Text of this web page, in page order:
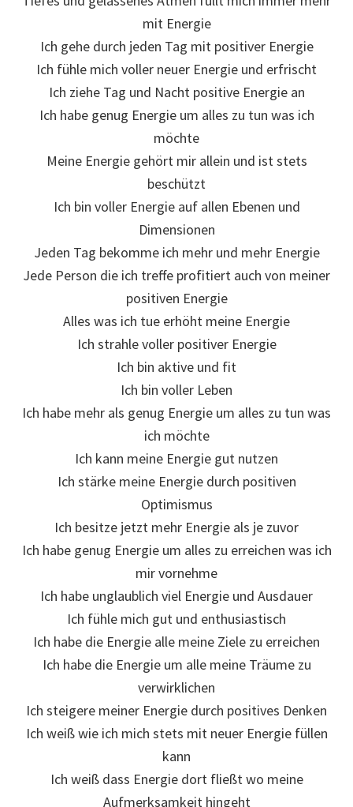
mit Energie
Ich gehe durch jeden Tag mit positiver Energie
Ich fühle mich voller neuer Energie und erfrischt
Ich ziehe Tag und Nacht positive Energie an
Ich habe genug Energie um alles zu tun was ich
möchte
Meine Energie gehört mir allein und ist stets
beschützt
Ich bin voller Energie auf allen Ebenen und
Dimensionen
Jeden Tag bekomme ich mehr und mehr Energie
Jede Person die ich treffe profitiert auch von meiner
positiven Energie
Alles was ich tue erhöht meine Energie
Ich strahle voller positiver Energie
Ich bin aktive und fit
Ich bin voller Leben
Ich habe mehr als genug Energie um alles zu tun was
ich möchte
Ich kann meine Energie gut nutzen
Ich stärke meine Energie durch positiven
Optimismus
Ich besitze jetzt mehr Energie als je zuvor
Ich habe genug Energie um alles zu erreichen was ich
mir vornehme
Ich habe unglaublich viel Energie und Ausdauer
Ich fühle mich gut und enthusiastisch
Ich habe die Energie alle meine Ziele zu erreichen
Ich habe die Energie um alle meine Träume zu
verwirklichen
Ich steigere meiner Energie durch positives Denken
Ich weiß wie ich mich stets mit neuer Energie füllen
kann
Ich weiß dass Energie dort fließt wo meine
Aufmerksamkeit hingeht